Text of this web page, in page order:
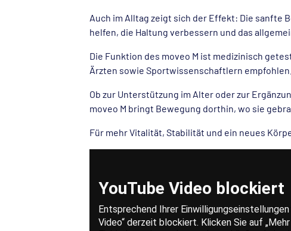
Auch im Alltag zeigt sich der Effekt: Die sanfte
helfen, die Haltung verbessern und das
Die Funktion des moveo M ist medizinisch
Ärzten sowie Sportwissenschaftlern empfohlen.
Ob zur Unterstützung im Alter oder zur
moveo M bringt Bewegung dorthin, wo sie
Für mehr Vitalität, Stabilität und ein neues